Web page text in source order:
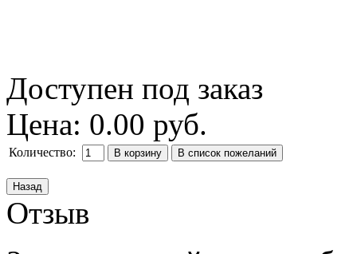
Доступен под заказ
Цена: 0.00 руб.
Количество:
Отзыв